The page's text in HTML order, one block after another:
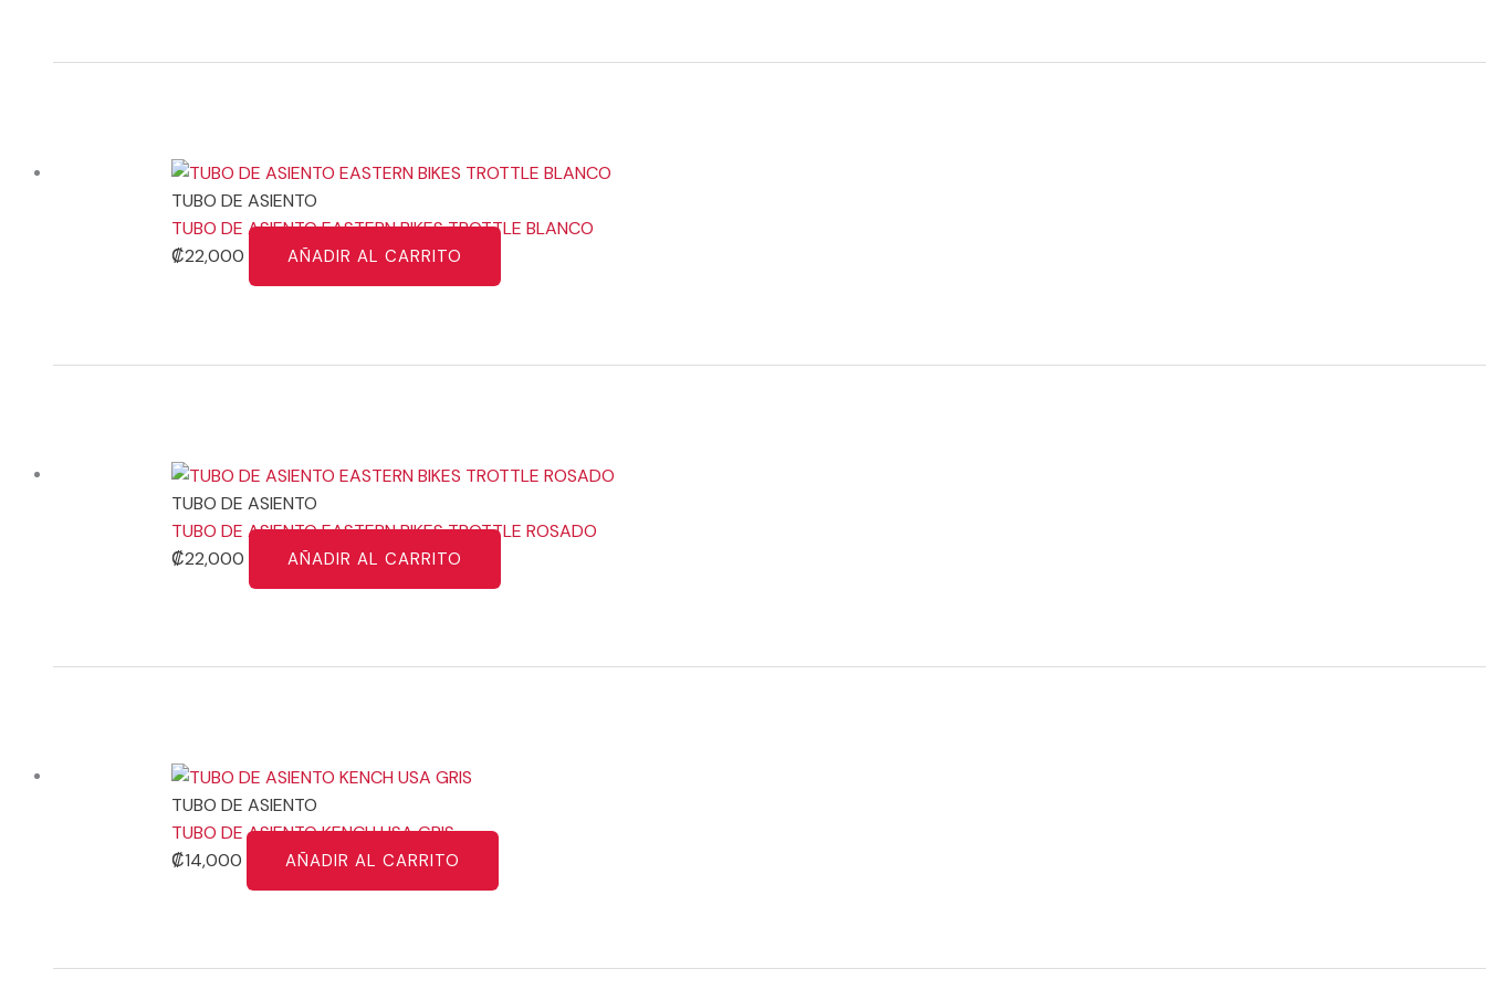
TUBO DE ASIENTO
TUBO DE ASIENTO EASTERN BIKES TROTTLE BLANCO
₡22,000 AÑADIR AL CARRITO
TUBO DE ASIENTO
TUBO DE ASIENTO EASTERN BIKES TROTTLE ROSADO
₡22,000 AÑADIR AL CARRITO
TUBO DE ASIENTO
TUBO DE ASIENTO KENCH USA GRIS
₡14,000 AÑADIR AL CARRITO